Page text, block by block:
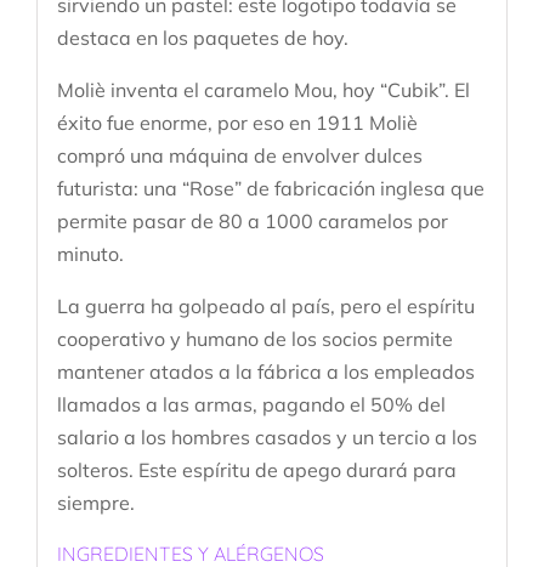
destaca en los paquetes de hoy.
Moliè inventa el caramelo Mou, hoy “Cubik”. El
éxito fue enorme, por eso en 1911 Moliè
compró una máquina de envolver dulces
futurista: una “Rose” de fabricación inglesa que
permite pasar de 80 a 1000 caramelos por
minuto.
La guerra ha golpeado al país, pero el espíritu
cooperativo y humano de los socios permite
mantener atados a la fábrica a los empleados
llamados a las armas, pagando el 50% del
salario a los hombres casados ​​y un tercio a los
solteros. Este espíritu de apego durará para
siempre.
INGREDIENTES Y ALÉRGENOS